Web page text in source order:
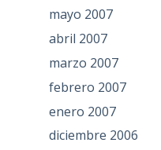
mayo 2007
abril 2007
marzo 2007
febrero 2007
enero 2007
diciembre 2006